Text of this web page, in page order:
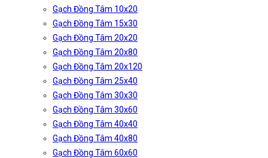
Gạch Đồng Tâm 10x20
Gạch Đồng Tâm 15x30
Gạch Đồng Tâm 20x20
Gạch Đồng Tâm 20x80
Gạch Đồng Tâm 20x120
Gạch Đồng Tâm 25x40
Gạch Đồng Tâm 30x30
Gạch Đồng Tâm 30x60
Gạch Đồng Tâm 40x40
Gạch Đồng Tâm 40x80
Gạch Đồng Tâm 60x60